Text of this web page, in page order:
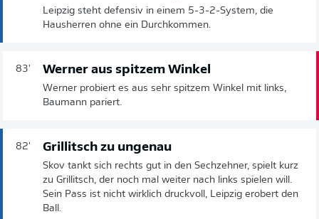
Leipzig steht defensiv in einem 5-3-2-System, die
Hausherren ohne ein Durchkommen.
83' Werner aus spitzem Winkel
Werner probiert es aus sehr spitzem Winkel mit links,
Baumann pariert.
82' Grillitsch zu ungenau
Skov tankt sich rechts gut in den Sechzehner, spielt kurz
zu Grillitsch, der noch mal weiter nach links spielen will.
Sein Pass ist nicht wirklich druckvoll, Leipzig erobert den
Ball.